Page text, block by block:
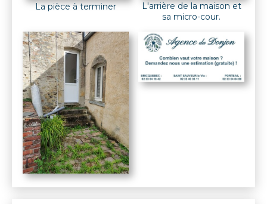
La pièce à terminer
L'arrière de la maison et
sa micro-cour.